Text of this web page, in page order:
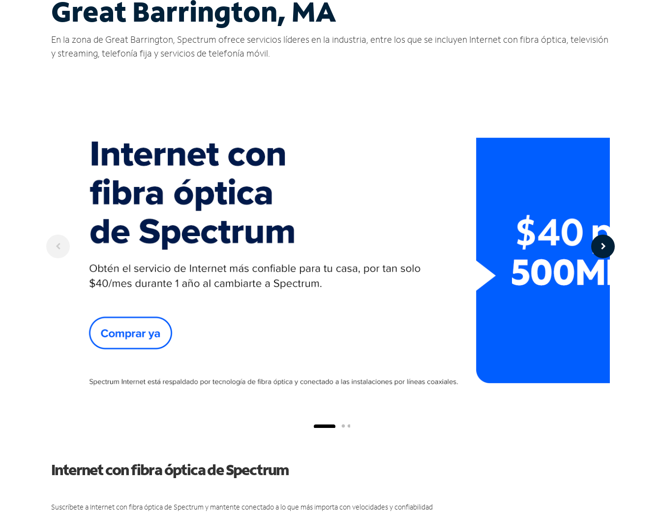
Great Barrington, MA
En la zona de Great Barrington, Spectrum ofrece servicios líderes en la industria, entre los que se incluyen Internet con fibra óptica, televisión
y streaming, telefonía fija y servicios de telefonía móvil.
Internet con fibra óptica de Spectrum
Suscríbete a Internet con fibra óptica de Spectrum y mantente conectado a lo que más importa con velocidades y confiabilidad